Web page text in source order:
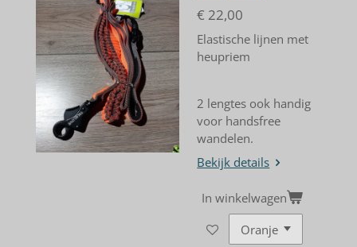
€ 22,00
Elastische lijnen met
heupriem
2 lengtes ook handig
voor handsfree
wandelen.
Bekijk details
In winkelwagen